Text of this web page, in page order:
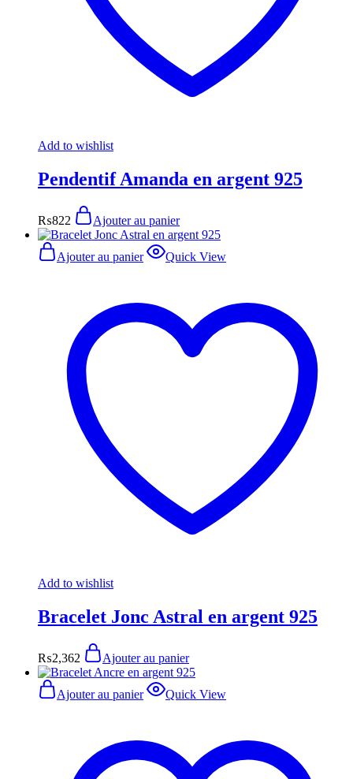
Add to wishlist
Pendentif Amanda en argent 925
₨822 Ajouter au panier
Ajouter au panier Quick View
Add to wishlist
Bracelet Jonc Astral en argent 925
₨2,362 Ajouter au panier
Ajouter au panier Quick View